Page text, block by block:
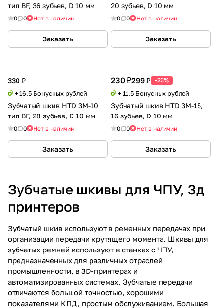
тип BF, 36 зубьев, D 10 мм
0 0 Нет в наличии
Заказать
20 зубьев, D 10 мм
0 0 Нет в наличии
Заказать
330 ₽
+ 16.5 Бонусных рублей
Зубчатый шкив HTD 3M-10
тип BF, 28 зубьев, D 10 мм
0 0 Нет в наличии
Заказать
230 ₽299 ₽ -23%
+ 11.5 Бонусных рублей
Зубчатый шкив HTD 3M-15,
16 зубьев, D 10 мм
0 0 Нет в наличии
Заказать
Зубчатые шкивы для ЧПУ, 3д
принтеров
Зубчатый шкив используют в ременных передачах при
организации передачи крутящего момента. Шкивы для
зубчатых ремней используют в станках с ЧПУ,
предназначенных для различных отраслей
промышленности, в 3D-принтерах и
автоматизированных системах. Зубчатые передачи
отличаются большой точностью, хорошими
показателями КПД, простым обслуживанием. Большая